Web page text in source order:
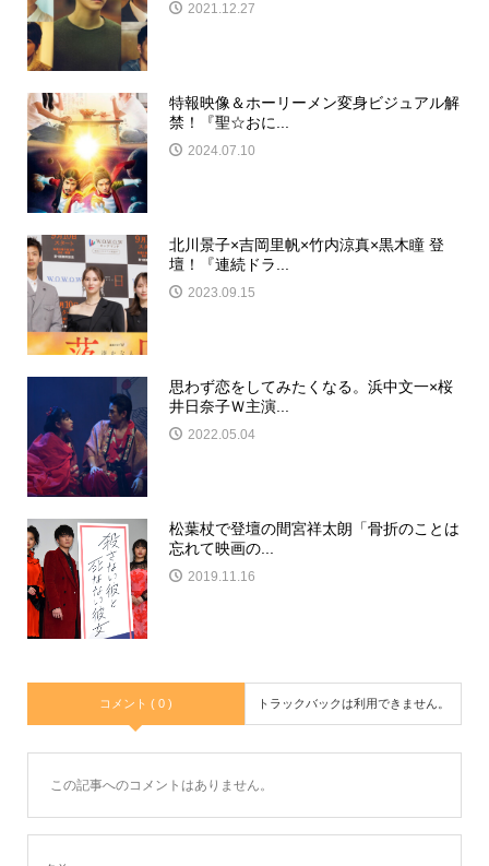
2021.12.27
特報映像＆ホーリーメン変身ビジュアル解
禁！『聖☆おに...
2024.07.10
北川景子×吉岡里帆×竹内涼真×黒木瞳 登
壇！『連続ドラ...
2023.09.15
思わず恋をしてみたくなる。浜中文一×桜
井日奈子Ｗ主演...
2022.05.04
松葉杖で登壇の間宮祥太朗「骨折のことは
忘れて映画の...
2019.11.16
コメント ( 0 ) トラックバックは利用できません。
この記事へのコメントはありません。